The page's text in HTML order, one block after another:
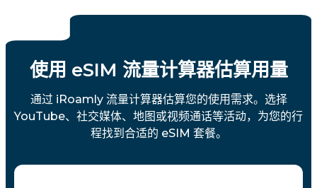
使用 eSIM 流量计算器估算用量
通过 iRoamly 流量计算器估算您的使用需求。选择
YouTube、社交媒体、地图或视频通话等活动，为您的行
程找到合适的 eSIM 套餐。